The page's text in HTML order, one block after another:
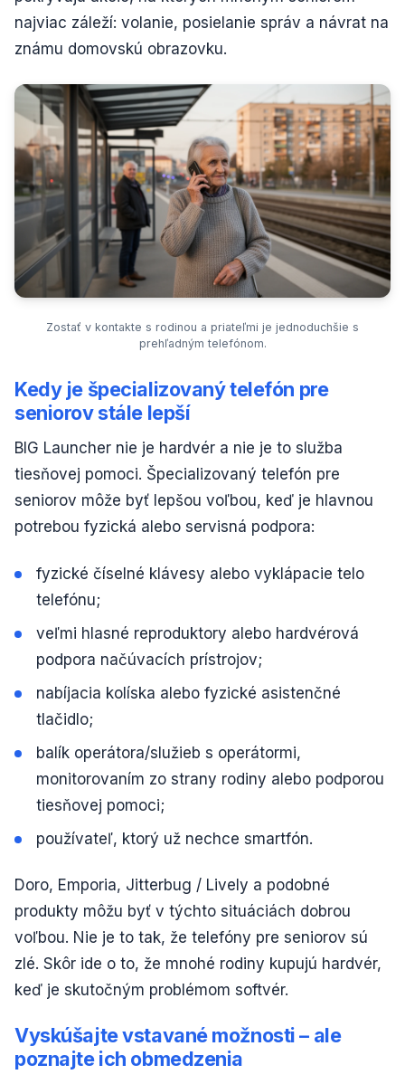
najviac záleží: volanie, posielanie správ a návrat na
známu domovskú obrazovku.
Zostať v kontakte s rodinou a priateľmi je jednoduchšie s
prehľadným telefónom.
Kedy je špecializovaný telefón pre
seniorov stále lepší
BIG Launcher nie je hardvér a nie je to služba
tiesňovej pomoci. Špecializovaný telefón pre
seniorov môže byť lepšou voľbou, keď je hlavnou
potrebou fyzická alebo servisná podpora:
fyzické číselné klávesy alebo vyklápacie telo
telefónu;
veľmi hlasné reproduktory alebo hardvérová
podpora načúvacích prístrojov;
nabíjacia kolíska alebo fyzické asistenčné
tlačidlo;
balík operátora/služieb s operátormi,
monitorovaním zo strany rodiny alebo podporou
tiesňovej pomoci;
používateľ, ktorý už nechce smartfón.
Doro, Emporia, Jitterbug / Lively a podobné
produkty môžu byť v týchto situáciách dobrou
voľbou. Nie je to tak, že telefóny pre seniorov sú
zlé. Skôr ide o to, že mnohé rodiny kupujú hardvér,
keď je skutočným problémom softvér.
Vyskúšajte vstavané možnosti – ale
poznajte ich obmedzenia